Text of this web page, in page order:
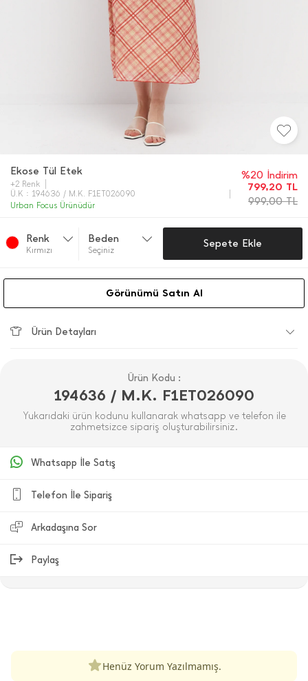
Ekose Tül Etek
+2 Renk
Ü.K : 194636 / M.K. F1ET026090
Urban Focus Ürünüdür
%20 İndirim
799,20 TL
999,00TL
Renk
Kırmızı
Beden
Seçiniz
Sepete Ekle
Görünümü Satın Al
Ürün Detayları
Ürün Kodu :
194636 / M.K. F1ET026090
Yukarıdaki ürün kodunu kullanarak whatsapp ve telefon ile
zahmetsizce sipariş oluşturabilirsiniz.
Whatsapp İle Satış
Telefon İle Sipariş
Arkadaşına Sor
Paylaş
Henüz Yorum Yazılmamış.